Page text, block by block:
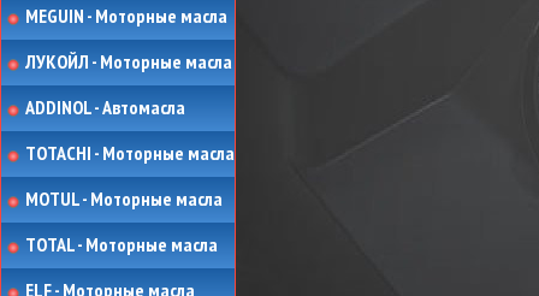
MEGUIN - Моторные масла
ЛУКОЙЛ - Моторные масла
ADDINOL - Автомасла
TOTACHI - Моторные масла
MOTUL - Моторные масла
TOTAL - Моторные масла
ELF - Моторные масла